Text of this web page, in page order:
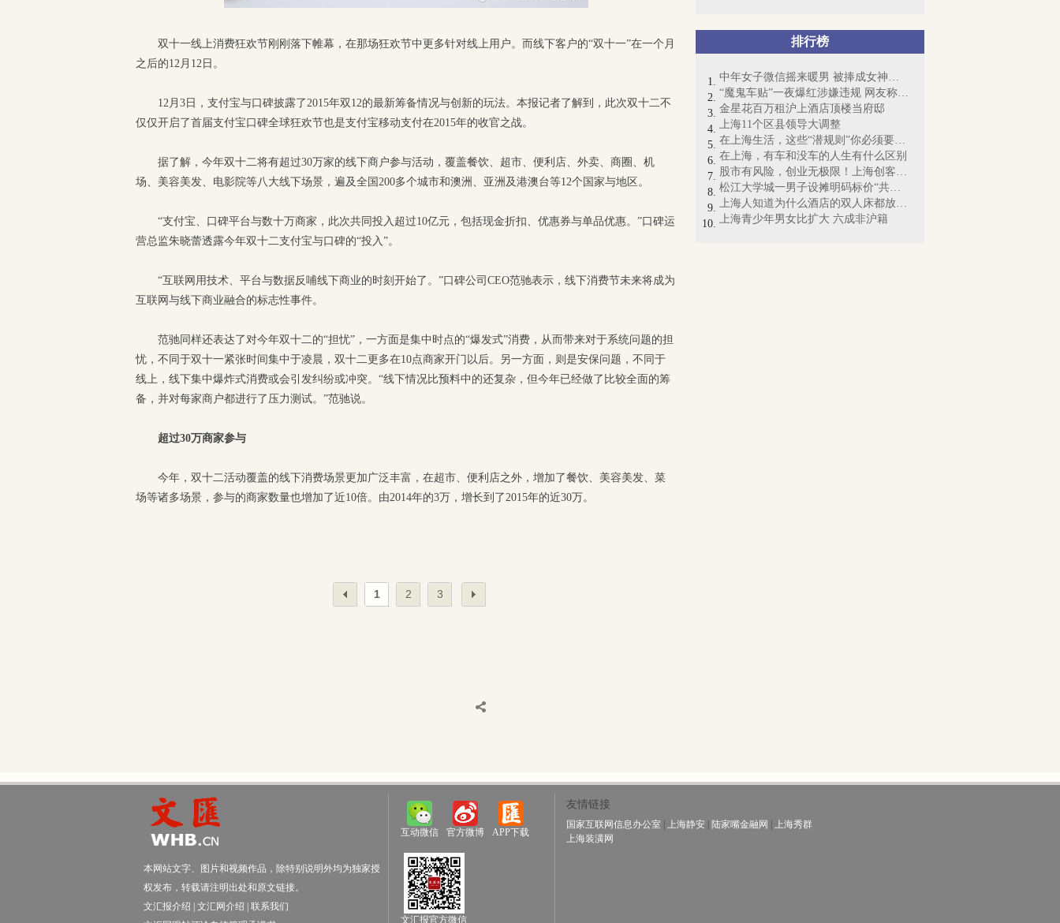
排行榜
中年女子微信摇来暖男 被捧成女神却丧命
“魔鬼车贴”一夜爆红涉嫌违规 网友称“...
金星花百万租沪上酒店顶楼当府邸
上海11个区县领导大调整
在上海生活，这些“潜规则”你必须要懂！
在上海，有车和没车的人生有什么区别
股市有风险，创业无极限！上海创客梦想起航
松江大学城一男子设摊明码标价“共享女友...
上海人知道为什么酒店的双人床都放4个枕...
上海青少年男女比扩大 六成非沪籍
双十一线上消费狂欢节刚刚落下帷幕，在那场狂欢节中更多针对线上用户。而线下客户的“双十一”在一个月
之后的12月12日。
12月3日，支付宝与口碑披露了2015年双12的最新筹备情况与创新的玩法。本报记者了解到，此次双十二不
仅仅开启了首届支付宝口碑全球狂欢节也是支付宝移动支付在2015年的收官之战。
据了解，今年双十二将有超过30万家的线下商户参与活动，覆盖餐饮、超市、便利店、外卖、商圈、机
场、美容美发、电影院等八大线下场景，遍及全国200多个城市和澳洲、亚洲及港澳台等12个国家与地区。
“支付宝、口碑平台与数十万商家，此次共同投入超过10亿元，包括现金折扣、优惠券与单品优惠。”口碑运
营总监朱晓蕾透露今年双十二支付宝与口碑的“投入”。
“互联网用技术、平台与数据反哺线下商业的时刻开始了。”口碑公司CEO范驰表示，线下消费节未来将成为
互联网与线下商业融合的标志性事件。
范驰同样还表达了对今年双十二的“担忧”，一方面是集中时点的“爆发式”消费，从而带来对于系统问题的担
忧，不同于双十一紧张时间集中于凌晨，双十二更多在10点商家开门以后。另一方面，则是安保问题，不同于
线上，线下集中爆炸式消费或会引发纠纷或冲突。“线下情况比预料中的还复杂，但今年已经做了比较全面的筹
备，并对每家商户都进行了压力测试。”范驰说。
超过30万商家参与
今年，双十二活动覆盖的线下消费场景更加广泛丰富，在超市、便利店之外，增加了餐饮、美容美发、菜
场等诸多场景，参与的商家数量也增加了近10倍。由2014年的3万，增长到了2015年的近30万。
1 2 3
本网站文字、图片和视频作品，除特别说明外均为独家授
权发布，转载请注明出处和原文链接。
文汇报介绍
文汇网介绍
联系我们
互动微信 官方微博 APP下载
文汇报官方微信
友情链接
国家互联网信息办公室 上海静安 陆家嘴金融网
上海秀群
上海装潢网